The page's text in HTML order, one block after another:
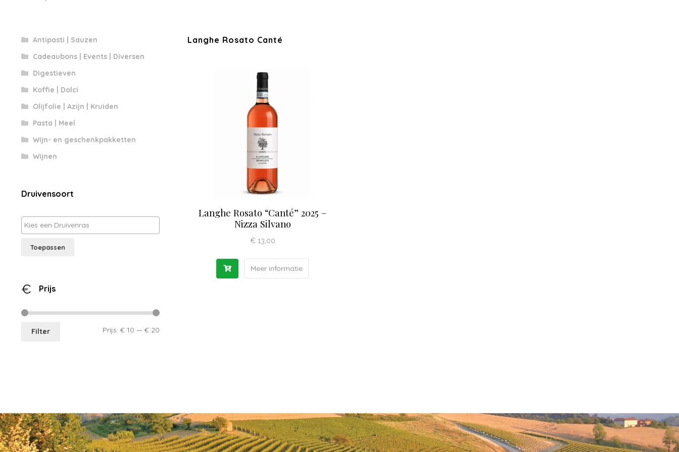
Langhe Rosato Canté
Langhe Rosato “Canté” 2025 –
Nizza Silvano
€13,00
Meer informatie
Antipasti | Sauzen
Cadeaubons | Events | Diversen
Digestieven
Koffie | Dolci
Olijfolie | Azijn | Kruiden
Pasta | Meel
Wijn- en geschenkpakketten
Wijnen
Druivensoort
Toepassen
Prijs
Min.
Max.
Filter Prijs: € 10 — € 20